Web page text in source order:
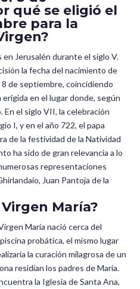
qué se eligió el
para la
Jerusalén durante el siglo V.
la fecha del nacimiento de
de septiembre, coincidiendo
en el lugar donde, según
En el siglo VII, la celebración
I, y en el año 722, el papa
de la festividad de la Natividad
ha sido de gran relevancia a lo
representaciones
Juan Pantoja de la
María?
María nació cerca del
probática, el mismo lugar
la curación milagrosa de un
residían los padres de María.
la Iglesia de Santa Ana,